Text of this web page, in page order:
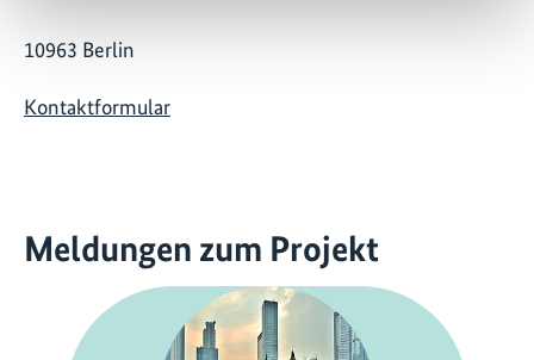
10963 Berlin
Kontaktformular
Meldungen zum Projekt